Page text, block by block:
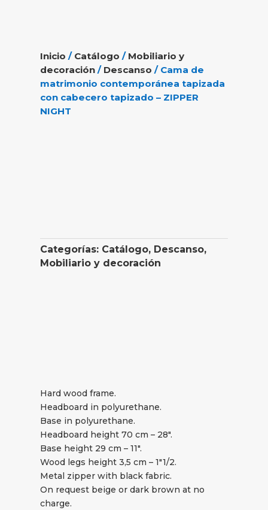
Inicio / Catálogo / Mobiliario y
decoración / Descanso / Cama de
matrimonio contemporánea tapizada
con cabecero tapizado – ZIPPER
NIGHT
Categorías: Catálogo, Descanso,
Mobiliario y decoración
Hard wood frame.
Headboard in polyurethane.
Base in polyurethane.
Headboard height 70 cm – 28″.
Base height 29 cm – 11″.
Wood legs height 3,5 cm – 1″1/2.
Metal zipper with black fabric.
On request beige or dark brown at no
charge.